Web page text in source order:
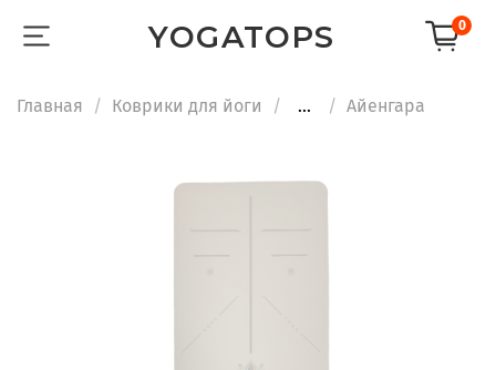
YOGATOPS 0
Главная Коврики для йоги ... Айенгара